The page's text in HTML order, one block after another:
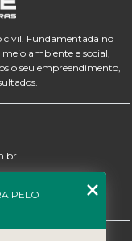
civil. Fundamentada no
ambiente e social,
o seu empreendimento,
PELO